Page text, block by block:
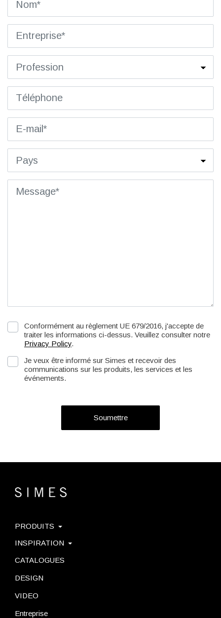
Conformément au règlement UE 679/2016, j'accepte de
traiter les informations ci-dessus. Veuillez consulter notre
Privacy Policy.
Je veux être informé sur Simes et recevoir des
communications sur les produits, les services et les
événements.
Soumettre
PRODUITS
INSPIRATION
CATALOGUES
DESIGN
VIDEO
Entreprise